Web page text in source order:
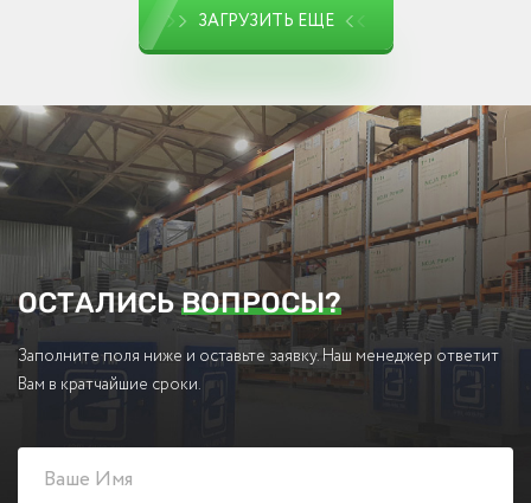
ЗАГРУЗИТЬ ЕЩЕ
ОСТАЛИСЬВОПРОСЫ?
Заполните поля ниже и оставьте заявку. Наш менеджер ответит
Вам в кратчайшие сроки.